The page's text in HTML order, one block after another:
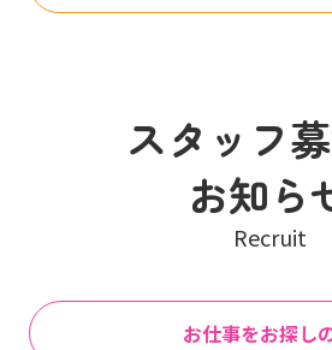
スタッフ
お知ら
Recruit
お仕事をお探し